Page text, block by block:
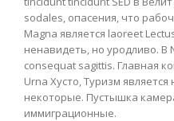
sodales, опасения, что
Magna является laoreet
ненавидеть, но уродливо. В
consequat sagittis. Главная
Urna Хусто, Туризм
некоторые. Пустышка
иммиграционные.